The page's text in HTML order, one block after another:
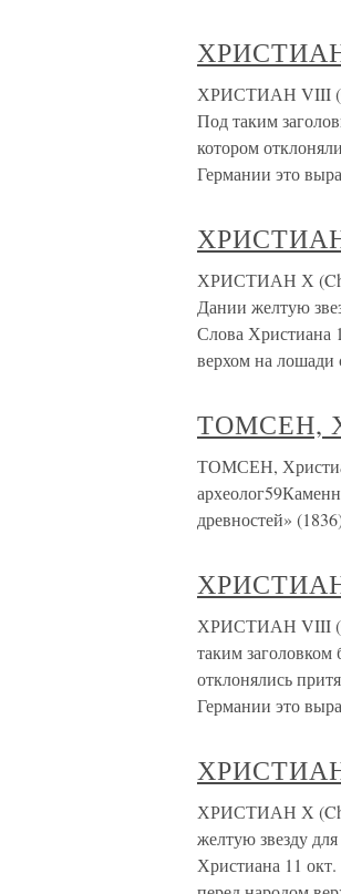
ХРИСТИАН VIII
Под таким
котором
Германии это
ХРИСТИАН Х
Дании желтую
Слова Христиана
верхом на лошади
ТОМСЕН,
ТОМСЕН,
древностей»
ХРИСТИАН VIII
таким
отклонялись
Германии это
ХРИСТИАН Х
желтую звезду
Христиана 11